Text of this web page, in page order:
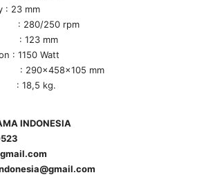
: 23 mm
280/250 rpm
mm
: 1150 Watt
mm
kg.
INDONESIA